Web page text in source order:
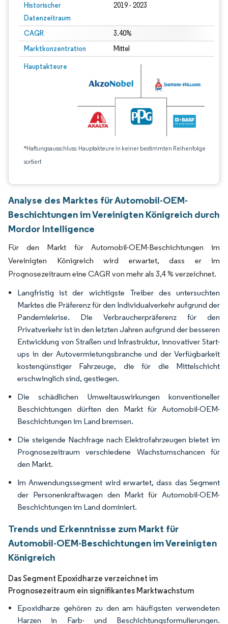
Historischer
Datenzeitraum
2019 - 2023
CAGR 3.40%
Marktkonzentration Mittel
Hauptakteure
*Haftungsausschluss: Hauptakteure in keiner bestimmten Reihenfolge
sortiert
Analyse des Marktes für Automobil-OEM-
Beschichtungen im Vereinigten Königreich durch
Mordor Intelligence
Für den Markt für Automobil-OEM-Beschichtungen im
Vereinigten Königreich wird erwartet, dass er im
Prognosezeitraum eine CAGR von mehr als 3,4 % verzeichnet.
Langfristig ist der wichtigste Treiber des untersuchten
Marktes die Präferenz für den Individualverkehr aufgrund der
Pandemiekrise. Die Verbraucherpräferenz für den
Privatverkehr ist in den letzten Jahren aufgrund der besseren
Entwicklung von Straßen und Infrastruktur, innovativer Start-
ups in der Autovermietungsbranche und der Verfügbarkeit
kostengünstiger Fahrzeuge, die für die Mittelschicht
erschwinglich sind, gestiegen.
Die schädlichen Umweltauswirkungen konventioneller
Beschichtungen dürften den Markt für Automobil-OEM-
Beschichtungen im Land bremsen.
Die steigende Nachfrage nach Elektrofahrzeugen bietet im
Prognosezeitraum verschiedene Wachstumschancen für
den Markt.
Im Anwendungssegment wird erwartet, dass das Segment
der Personenkraftwagen den Markt für Automobil-OEM-
Beschichtungen im Land dominiert.
Trends und Erkenntnisse zum Markt für
Automobil-OEM-Beschichtungen im Vereinigten
Königreich
Das Segment Epoxidharze verzeichnet im
Prognosezeitraum ein signifikantes Marktwachstum
Epoxidharze gehören zu den am häufigsten verwendeten
Harzen in Farb- und Beschichtungsformulierungen.